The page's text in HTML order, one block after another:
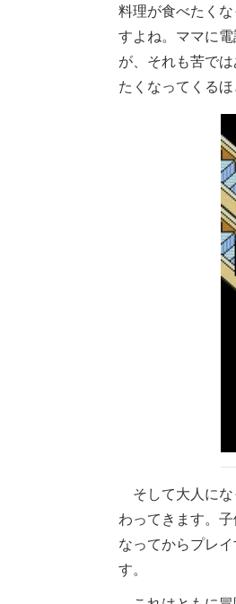
料理が食べたく
すよね。ママに
が、それも苦で
たくなってくるほ
そして大人にな
わってきます。
なってからプレ
す。